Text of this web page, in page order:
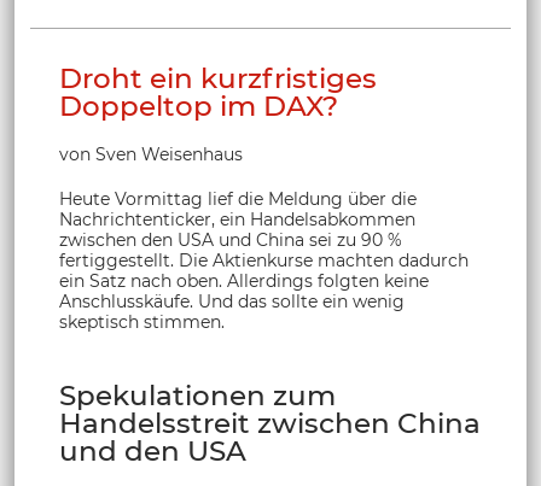
Droht ein kurzfristiges
Doppeltop im DAX?
von Sven Weisenhaus
Heute Vormittag lief die Meldung über die
Nachrichtenticker, ein Handelsabkommen
zwischen den USA und China sei zu 90 %
fertiggestellt. Die Aktienkurse machten dadurch
ein Satz nach oben. Allerdings folgten keine
Anschlusskäufe. Und das sollte ein wenig
skeptisch stimmen.
Spekulationen zum
Handelsstreit zwischen China
und den USA